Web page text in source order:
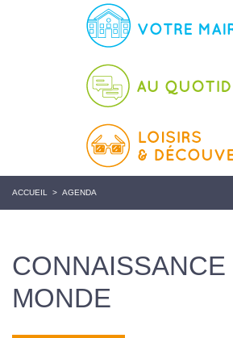
ACCUEIL > AGENDA
CONNAISSANCE
MONDE